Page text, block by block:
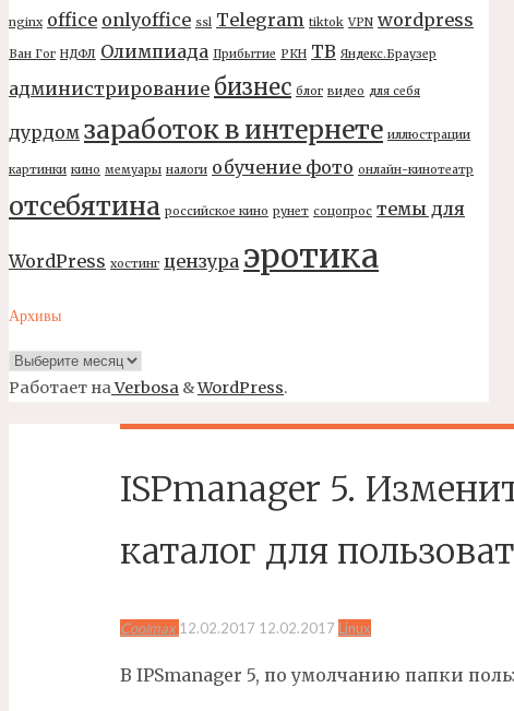
nginx office onlyoffice ssl Telegram tiktok VPN wordpress
Ван Гог НДФЛ Олимпиада Прибытие РКН ТВ Яндекс.Браузер
администрирование бизнес блог видео для себя
дурдом заработок в интернете иллюстрации
картинки кино мемуары налоги обучение фото онлайн-кинотеатр
отсебятина российское кино рунет соцопрос темы для
WordPress хостинг цензура эротика
Архивы
Архивы
Работает наVerbosa &WordPress.
ISPmanager 5.
каталог для
Coolmax 12.02.2017 12.02.2017 Linux
В IPSmanager 5, по умолчанию папки